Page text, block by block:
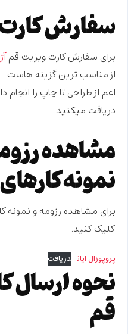
سفارش
برای سفارش کارت ویزیت قم
از مناسب ترین گزینه هاست
اعم از طراحی تا چاپ را انجام
دریافت میکنید.
مشاهده
برای مشاهده رزومه و نمونه
کلیک کنید.
پروپوزال ایان دریافت
نحوه ارسال
قم